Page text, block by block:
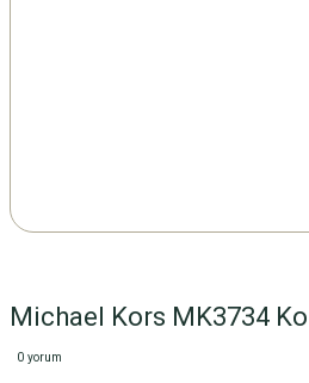
Michael Kors MK3734
0 yorum